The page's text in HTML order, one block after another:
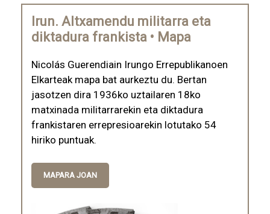
Irun. Altxamendu militarra eta
diktadura frankista • Mapa
Nicolás Guerendiain Irungo Errepublikanoen
Elkarteak mapa bat aurkeztu du. Bertan
jasotzen dira 1936ko uztailaren 18ko
matxinada militarrarekin eta diktadura
frankistaren errepresioarekin lotutako 54
hiriko puntuak.
MAPARA JOAN